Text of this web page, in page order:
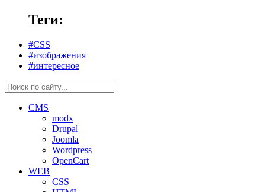
Теги:
#CSS
#изображения
#интересное
CMS
modx
Drupal
Joomla
Wordpress
OpenCart
WEB
CSS